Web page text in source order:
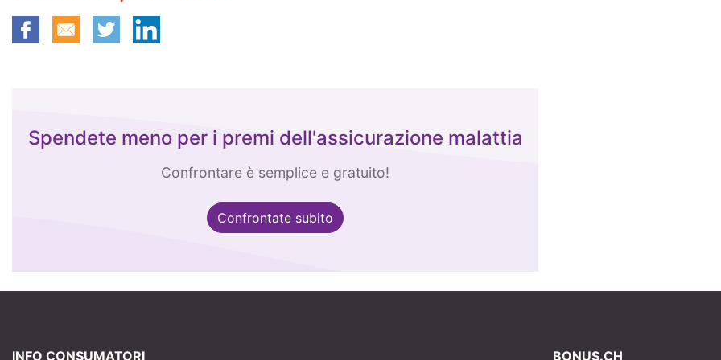
Spendete meno per i premi dell'assicurazione malattia
Confrontare è semplice e gratuito!
Confrontate subito
INFO CONSUMATORI BONUS.CH